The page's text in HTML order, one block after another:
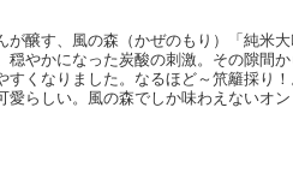
が醸す、風の森（かぜのもり）「純米
穏やかになった炭酸の刺激。その隙間
すくなりました。なるほど～笊籬採り
らしい。風の森でしか味わえないオン